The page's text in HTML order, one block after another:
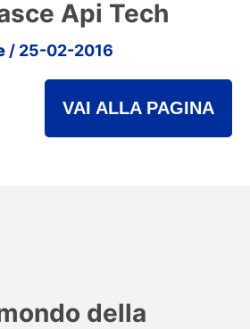
Api Tech
/ 25-02-2016
VAI ALLA PAGINA
della